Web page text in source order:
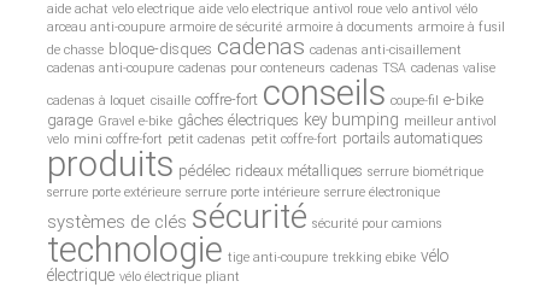
aide achat velo electrique aide velo electrique antivol roue velo antivol vélo
arceau anti-coupure armoire de sécurité armoire à documents armoire à fusil
de chasse bloque-disques cadenas cadenas anti-cisaillement
cadenas anti-coupure cadenas pour conteneurs cadenas TSA cadenas valise
cadenas à loquet cisaille coffre-fort conseils coupe-fil e-bike
garage Gravel e-bike gâches électriques key bumping meilleur antivol
velo mini coffre-fort petit cadenas petit coffre-fort portails automatiques
produits pédélec rideaux métalliques serrure biométrique
serrure porte extérieure serrure porte intérieure serrure électronique
systèmes de clés sécurité sécurité pour camions
technologie tige anti-coupure trekking ebike vélo
électrique vélo électrique pliant